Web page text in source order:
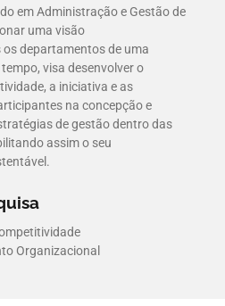
em Administração e Gestão de
uma visão
departamentos de uma
visa desenvolver o
a iniciativa e as
na concepção e
de gestão dentro das
assim o seu
Organizacional